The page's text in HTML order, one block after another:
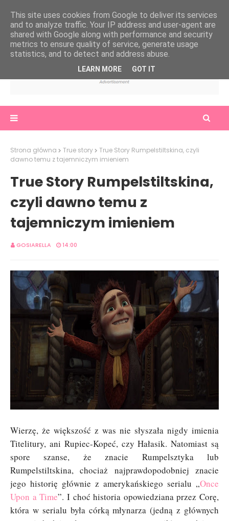
Strona główna True story
True Story Rumpelstiltskina, czyli
dawno temu z tajemniczym imieniem
True Story Rumpelstiltskina,
czyli dawno temu z
tajemniczym imieniem
GOSIARELLA 14:00
Wierzę, że większość z was nie słyszała nigdy imienia
Titelitury, ani Rupiec-Kopeć, czy Hałasik. Natomiast są
spore szanse, że znacie Rumpelsztyka lub
Rumpelstiltskina, chociaż najprawdopodobniej znacie
jego historię głównie z amerykańskiego serialu „Once
Upon a Time”. I choć historia opowiedziana przez Corę,
która w serialu była córką młynarza (jedną z głównych
This site uses cookies from Google to deliver its services
and to analyze traffic. Your IP address and user-agent are
shared with Google along with performance and security
metrics to ensure quality of service, generate usage
statistics, and to detect and address abuse.
LEARN MORE GOT IT